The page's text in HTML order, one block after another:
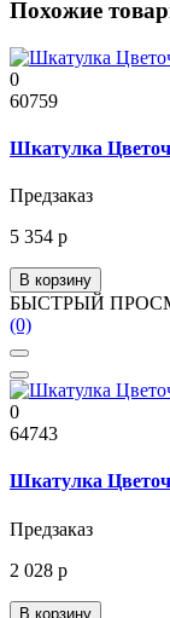
Похожие
0
60759
Шкатулка
Предзаказ
5 354 р
В корзину
БЫСТРЫЙ
(0)
0
64743
Шкатулка
Предзаказ
2 028 р
В корзину